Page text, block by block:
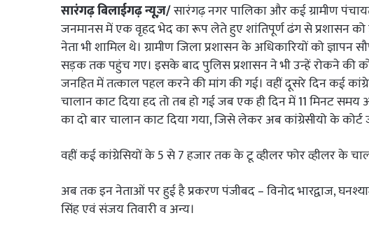
सारंगढ़ बिलाईगढ़ न्यूज़/सारंगढ़ नगर पालिका और कई ग्रामीण
जनमानस में एक वृहद भेद का रूप लेते हुए शांतिपूर्ण ढंग से प्रशासन को
नेता भी शामिल थे। ग्रामीण जिला प्रशासन के अधिकारियों को
सड़क तक पहुंच गए। इसके बाद पुलिस प्रशासन ने भी उन्हें रोकने की
जनहित में तत्काल पहल करने की मांग की गई। वहीं दूसरे दिन कई
चालान काट दिया हद तो तब हो गई जब एक ही दिन में 11 मिनट समय
का दो बार चालान काट दिया गया, जिसे लेकर अब कांग्रेसीयो के कोर्ट
वहीं कई कांग्रेसियों के 5 से 7 हजार तक के टू व्हीलर फोर व्हीलर के
अब तक इन नेताओं पर हुई है प्रकरण पंजीबद – विनोद भारद्वाज,
सिंह एवं संजय तिवारी व अन्य।